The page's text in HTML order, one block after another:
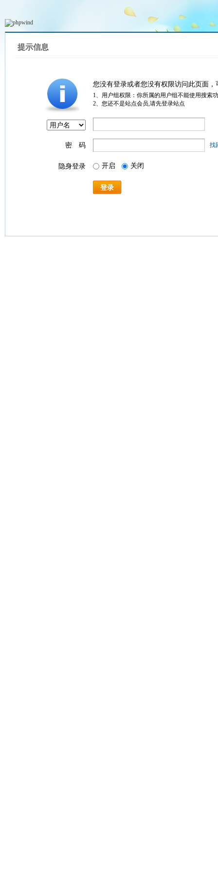
提示信息
您没有登录或者您没有权限访问此页面
1、用户组权限：你所属的用户组不能使用搜索
2、您还不是站点会员,请先登录站点
密 码 找
隐身登录 开启 关闭
登录